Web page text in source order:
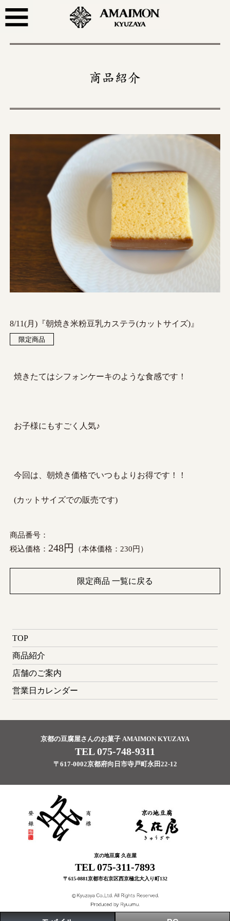
8/11(月)『朝焼き米粉豆乳カステラ(カットサイズ)』
限定商品
焼きたてはシフォンケーキのような食感です！
お子様にもすごく人気♪
今回は、朝焼き価格でいつもよりお得です！！
(カットサイズでの販売です)
商品番号：
税込価格： 248円 （本体価格：230円）
限定商品 一覧に戻る
TOP
商品紹介
店舗のご案内
営業日カレンダー
京都の豆腐屋さんのお菓子 AMAIMON KYUZAYA
TEL 075-748-9311
〒617-0002京都府向日市寺戸町永田22-12
京の地豆腐 久在屋
TEL 075-311-7893
〒615-0881京都市右京区西京極北大入り町132